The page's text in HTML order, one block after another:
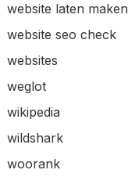
website laten maken
website seo check
websites
weglot
wikipedia
wildshark
woorank